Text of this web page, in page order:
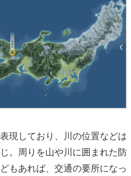
現しており、川の位置などは
。周りを山や川に囲まれた防
もあれば、交通の要所になっ